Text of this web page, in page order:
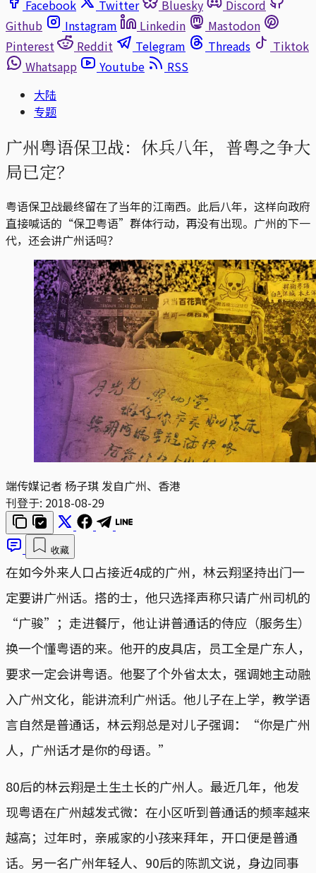
Facebook
Twitter Bluesky
Discord
Github
Instagram Linkedin
Mastodon
Pinterest
Reddit Telegram Threads
Tiktok
Whatsapp
Youtube
RSS
大陆
专题
广州粤语保卫战：休兵八年，普粤之争大
局已定？
粤语保卫战最终留在了当年的江南西。此后八年，这样向政府
直接喊话的“保卫粤语”群体行动，再没有出现。广州的下一
代，还会讲广州话吗？
端传媒记者 杨子琪 发自广州、香港
刊登于: 2018-08-29
收藏
在如今外来人口占接近4成的广州，林云翔坚持出门一
定要讲广州话。搭的士，他只选择声称只请广州司机的
“广骏”；走进餐厅，他让讲普通话的侍应（服务生）
换一个懂粤语的来。他开的皮具店，员工全是广东人，
要求一定会讲粤语。他娶了个外省太太，强调她主动融
入广州文化，能讲流利广州话。他儿子在上学，教学语
言自然是普通话，林云翔总是对儿子强调：“你是广州
人，广州话才是你的母语。”
80后的林云翔是土生土长的广州人。最近几年，他发
现粤语在广州越发式微：在小区听到普通话的频率越来
越高；过年时，亲戚家的小孩来拜年，开口便是普通
话。另一名广州年轻人、90后的陈凯文说，身边同事